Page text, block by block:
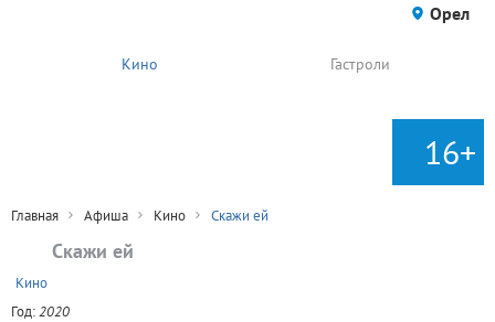
Орел
Кино Гастроли
16+
Главная Афиша Кино Скажи ей
Скажи ей
Кино
Год:2020